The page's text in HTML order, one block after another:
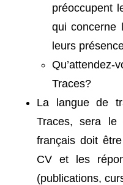
préoccupent
qui concerne
leurs
Traces?
La langue de
Traces, sera le
français doit
CV et les
(publications,